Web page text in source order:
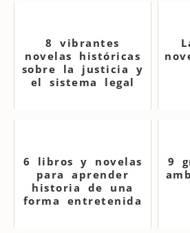
8 vibrantes
novelas históricas
sobre la justicia y
el sistema legal
6 libros y novelas
para aprender
historia de una
forma entretenida
9